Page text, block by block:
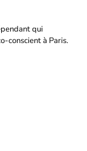
qui
conscient à Paris.